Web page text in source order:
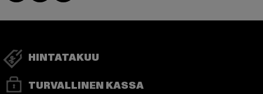
HINTATAKUU
TURVALLINEN KASSA